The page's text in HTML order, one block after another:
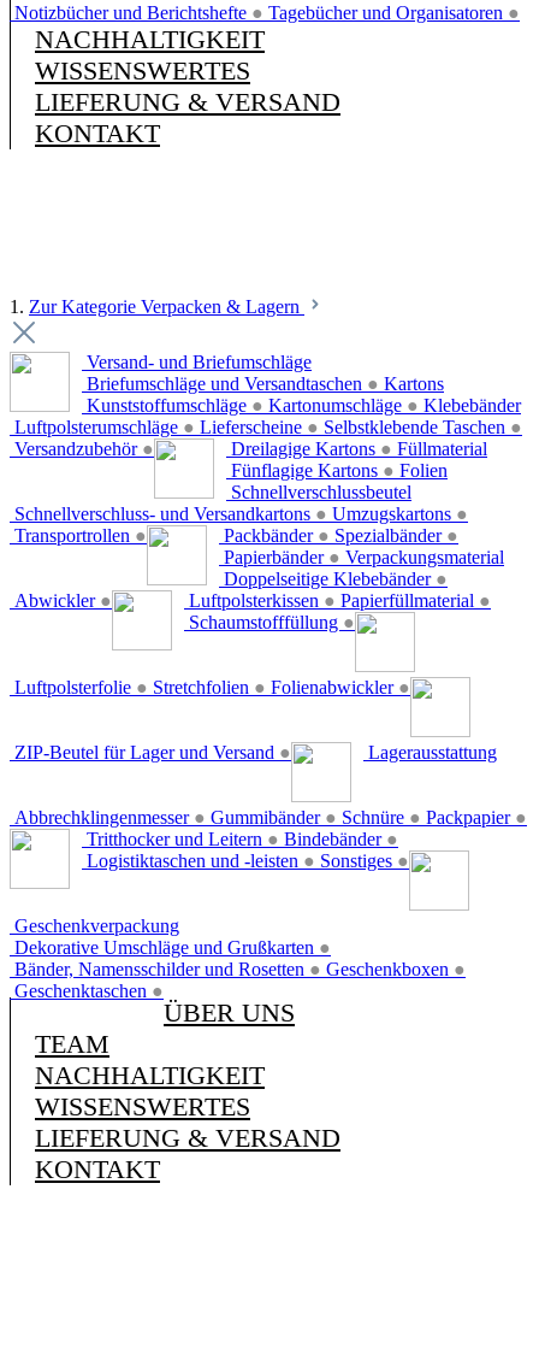
Notizbücher und Berichtshefte ● Tagebücher und Organisatoren ●
NACHHALTIGKEIT
WISSENSWERTES
LIEFERUNG & VERSAND
KONTAKT
1. Zur Kategorie Verpacken & Lagern
Versand- und Briefumschläge
Briefumschläge und Versandtaschen ●
Kunststoffumschläge ● Kartonumschläge ●
Luftpolsterumschläge ● Lieferscheine ● Selbstklebende Taschen ●
Versandzubehör ●
Kartons
Dreilagige Kartons ●
Fünflagige Kartons ●
Schnellverschluss- und Versandkartons ● Umzugskartons ●
Transportrollen ●
Klebebänder
Packbänder ● Spezialbänder ●
Papierbänder ●
Doppelseitige Klebebänder ●
Abwickler ●
Füllmaterial
Luftpolsterkissen ● Papierfüllmaterial ●
Schaumstofffüllung ●
Folien
Luftpolsterfolie ● Stretchfolien ● Folienabwickler ●
Schnellverschlussbeutel
ZIP-Beutel für Lager und Versand ●
Verpackungsmaterial
Abbrechklingenmesser ● Gummibänder ● Schnüre ● Packpapier ●
Lagerausstattung
Tritthocker und Leitern ● Bindebänder ●
Logistiktaschen und -leisten ● Sonstiges ●
Geschenkverpackung
Dekorative Umschläge und Grußkarten ●
Bänder, Namensschilder und Rosetten ● Geschenkboxen ●
Geschenktaschen ●
ÜBER UNS
TEAM
NACHHALTIGKEIT
WISSENSWERTES
LIEFERUNG & VERSAND
KONTAKT